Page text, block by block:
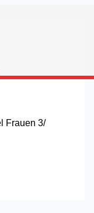
Frauen 3/